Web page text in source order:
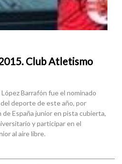
Club Atletismo
Barrafón fue el nominado
deporte de este año, por
España junior en pista cubierta,
y participar en el
al aire libre.